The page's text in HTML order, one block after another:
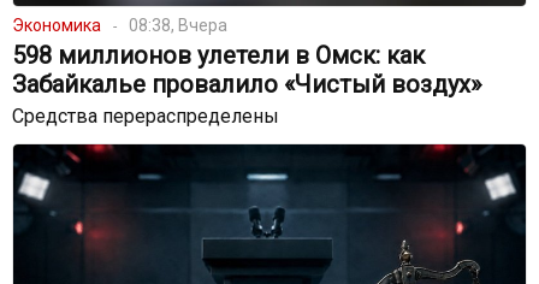
Экономика 08:38, Вчера
598 миллионов улетели в Омск: как
Забайкалье провалило «Чистый воздух»
Средства перераспределены